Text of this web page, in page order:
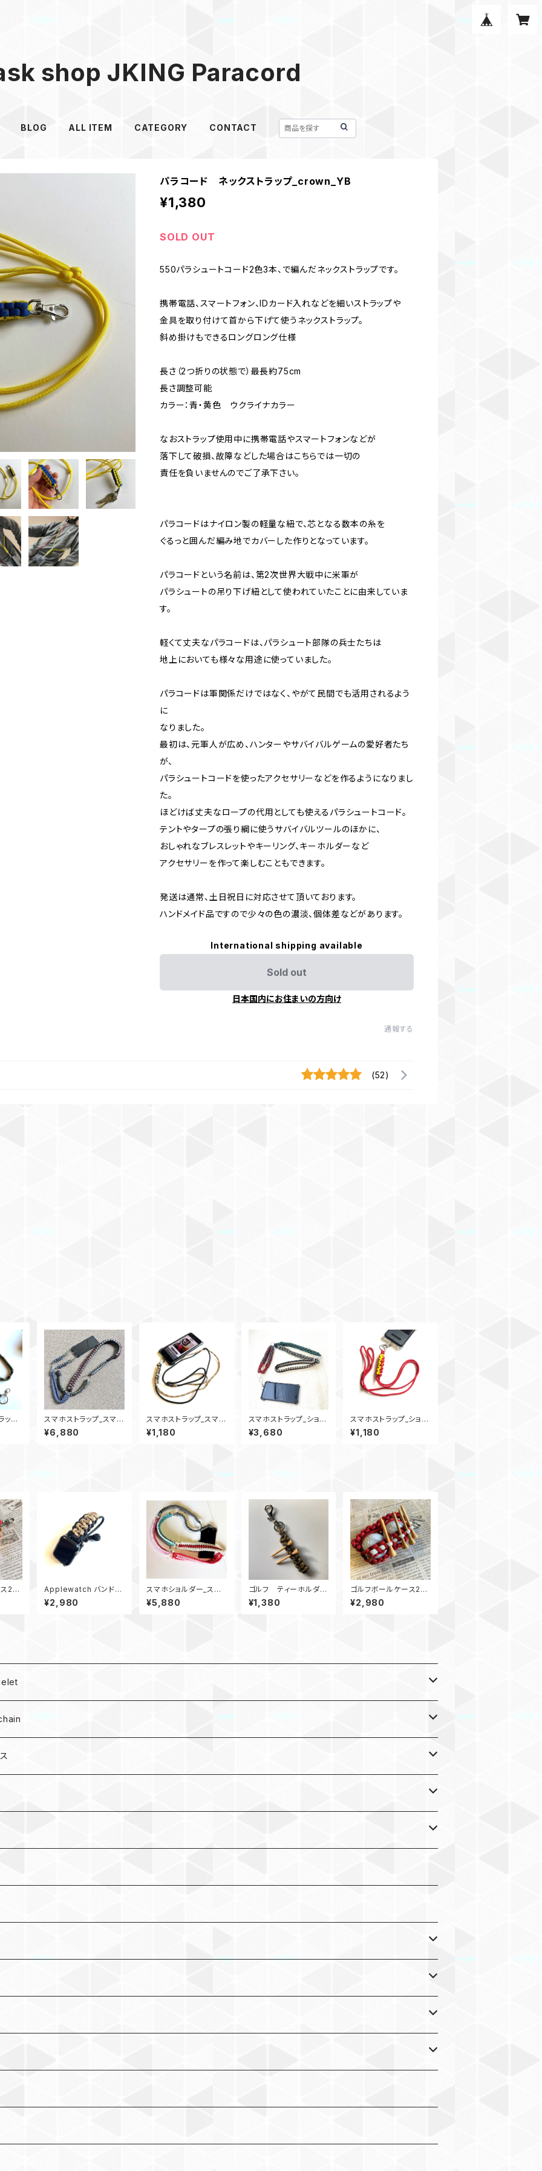
shop JKING Paracord
BLOG ALL ITEM CATEGORY CONTACT
パラコード ネックストラップ_crown_YB
¥1,380
SOLD OUT
550パラシュートコード2色3本、で編んだネックストラップです。
携帯電話、スマートフォン、IDカード入れなどを細いストラップや
金具を取り付けて首から下げて使うネックストラップ。
斜め掛けもできるロングロング仕様
長さ（2つ折りの状態で）最長約75cm
長さ調整可能
カラー：青・黄色 ウクライナカラー
なおストラップ使用中に携帯電話やスマートフォンなどが
落下して破損、故障などした場合はこちらでは一切の
責任を負いませんのでご了承下さい。
パラコードはナイロン製の軽量な紐で、芯となる数本の糸を
ぐるっと囲んだ編み地でカバーした作りとなっています。
パラコードという名前は、第2次世界大戦中に米軍が
パラシュートの吊り下げ紐として使われていたことに由来していま
す。
軽くて丈夫なパラコードは、パラシュート部隊の兵士たちは
地上においても様々な用途に使っていました。
パラコードは軍関係だけではなく、やがて民間でも活用されるよう
に
なりました。
最初は、元軍人が広め、ハンターやサバイバルゲームの愛好者たち
が、
パラシュートコードを使ったアクセサリーなどを作るようになりまし
た。
ほどけば丈夫なロープの代用としても使えるパラシュートコード。
テントやタープの張り綱に使うサバイバルツールのほかに、
おしゃれなブレスレットやキーリング、キーホルダーなど
アクセサリーを作って楽しむこともできます。
発送は通常、土日祝日に対応させて頂いております。
ハンドメイド品ですので少々の色の濃淡、個体差などがあります。
International shipping available
Sold out
日本国内にお住まいの方向け
通報する
(52)
プ_
スマホストラップ_スマホ
ショルダース_パラコー
ドトラップ_竜使い_4Rin
¥6,880
スマホストラップ_スマホ
ショルダー_パラコード_
N2_黒デザートカモ
¥1,180
スマホストラップ_ショル
ダーストラップ_28ウッ
ドビーズ_緑赤カーキグ
¥3,680
スマホストラップ_ショル
ダーストラップ_SineWa
ve_YR
¥1,180
ス2
Applewatch バンド
アップルウォッチ バンド
44_AirflowCombat_
¥2,980
スマホショルダー_スマ
ホネックストラップ_パラ
コードTrailblazerロン
¥5,880
ゴルフ ティーホルダー
ベルトループ KOD
¥1,380
ゴルフボールケース2
ティーホルダー RW
¥2,980